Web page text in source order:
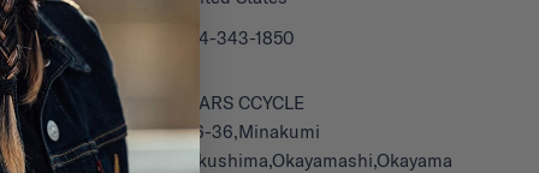
804-343-1850
BEARS CCYCLE
3-6-36,Minakumi
Fukushima,Okayamashi,Okayama